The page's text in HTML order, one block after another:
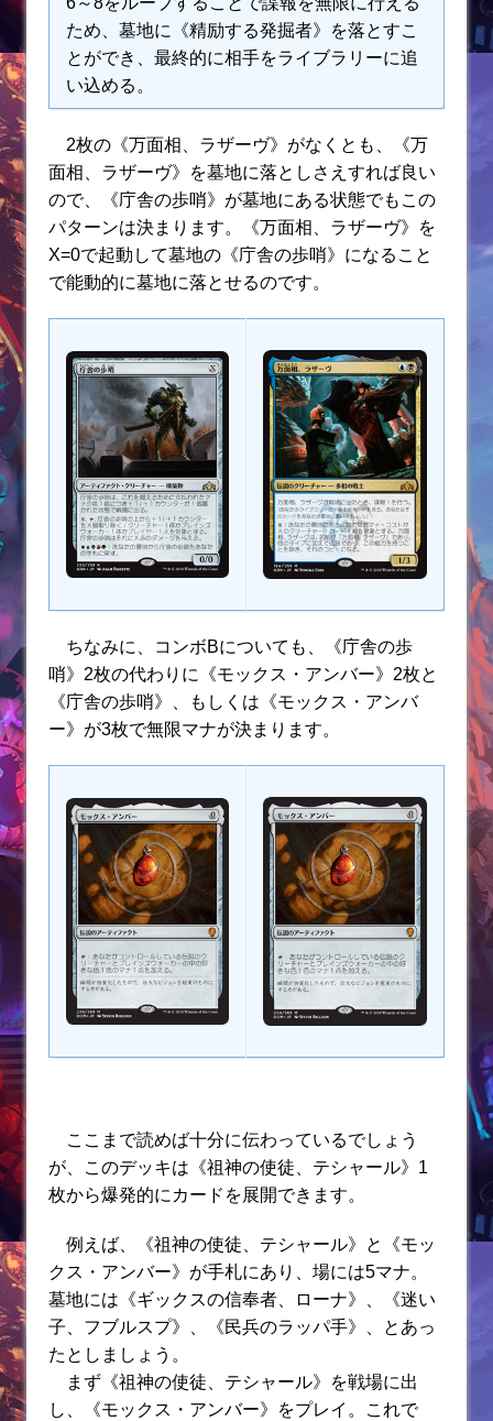
ため、墓地に《精励する発掘者》を落とすこ
とができ、最終的に相手をライブラリーに追
い込める。
2枚の《万面相、ラザーヴ》がなくとも、《万
面相、ラザーヴ》を墓地に落としさえすれば良い
ので、《庁舎の歩哨》が墓地にある状態でもこの
パターンは決まります。《万面相、ラザーヴ》を
X=0で起動して墓地の《庁舎の歩哨》になること
で能動的に墓地に落とせるのです。
ちなみに、コンボBについても、《庁舎の歩
哨》2枚の代わりに《モックス・アンバー》2枚と
《庁舎の歩哨》、もしくは《モックス・アンバ
ー》が3枚で無限マナが決まります。
ここまで読めば十分に伝わっているでしょう
が、このデッキは《祖神の使徒、テシャール》1
枚から爆発的にカードを展開できます。
例えば、《祖神の使徒、テシャール》と《モッ
クス・アンバー》が手札にあり、場には5マナ。
墓地には《ギックスの信奉者、ローナ》、《迷い
子、フブルスプ》、《民兵のラッパ手》、とあっ
たとしましょう。
まず《祖神の使徒、テシャール》を戦場に出
し、《モックス・アンバー》をプレイ。これで